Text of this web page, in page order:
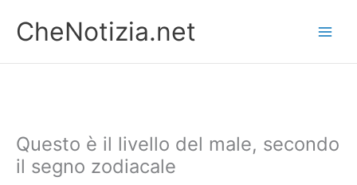
contenuto
CheNotizia.net
Questo è il livello del male, secondo
il segno zodiacale